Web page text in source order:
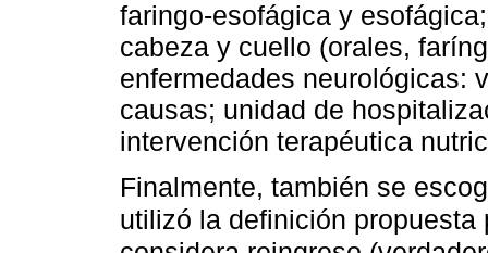
faringo-esofágica y
cabeza y cuello (orales,
enfermedades neurológicas:
causas; unidad de
intervención terapéutica
Finalmente, también se
utilizó la definición